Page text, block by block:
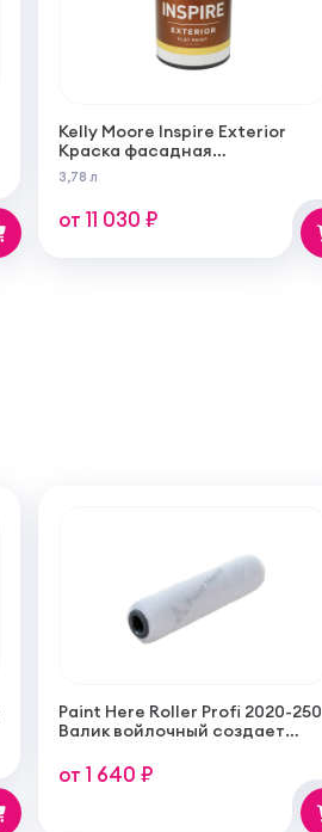
Kelly Moore Inspire Exterior
Краска фасадная
самогрунтующаяся
суперукрывистая ультра
матовая
3,78 л
от 11 030 ₽
Paint Here Roller Profi 2020-250
Валик войлочный создает
покрытия 250мм
от 1 640 ₽